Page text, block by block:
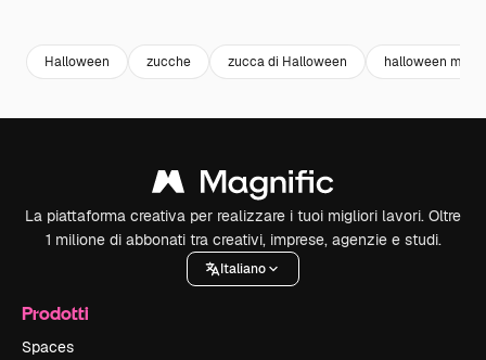
Halloween zucche zucca di Halloween halloween
La piattaforma creativa per realizzare i tuoi migliori lavori. Oltre
1 milione di abbonati tra creativi, imprese, agenzie e studi.
Italiano
Prodotti
Spaces